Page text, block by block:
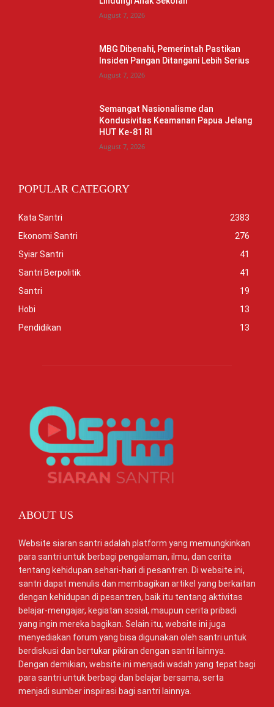
August 7, 2026
MBG Dibenahi, Pemerintah Pastikan
Insiden Pangan Ditangani Lebih Serius
August 7, 2026
Semangat Nasionalisme dan
Kondusivitas Keamanan Papua Jelang
HUT Ke-81 RI
August 7, 2026
POPULAR CATEGORY
Kata Santri
2383
Ekonomi Santri
276
Syiar Santri
41
Santri Berpolitik
41
Santri
19
Hobi
13
Pendidikan
13
ABOUT US
Website siaran santri adalah platform yang memungkinkan
para santri untuk berbagi pengalaman, ilmu, dan cerita
tentang kehidupan sehari-hari di pesantren. Di website ini,
santri dapat menulis dan membagikan artikel yang berkaitan
dengan kehidupan di pesantren, baik itu tentang aktivitas
belajar-mengajar, kegiatan sosial, maupun cerita pribadi
yang ingin mereka bagikan. Selain itu, website ini juga
menyediakan forum yang bisa digunakan oleh santri untuk
berdiskusi dan bertukar pikiran dengan santri lainnya.
Dengan demikian, website ini menjadi wadah yang tepat bagi
para santri untuk berbagi dan belajar bersama, serta
menjadi sumber inspirasi bagi santri lainnya.